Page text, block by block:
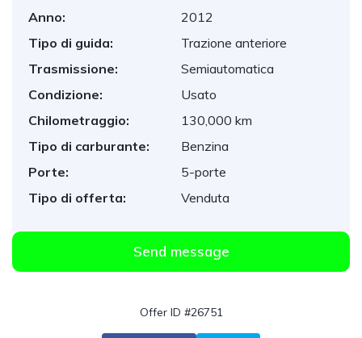
Anno:
2012
Tipo di guida:
Trazione anteriore
Trasmissione:
Semiautomatica
Condizione:
Usato
Chilometraggio:
130,000 km
Tipo di carburante:
Benzina
Porte:
5-porte
Tipo di offerta:
Venduta
Send message
Offer ID #26751